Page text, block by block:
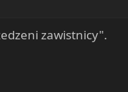
zawistnicy".